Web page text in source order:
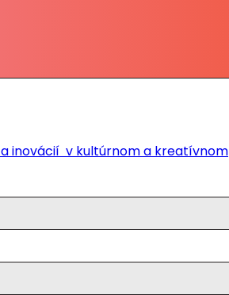
a inovácií v kultúrnom a kreatívnom